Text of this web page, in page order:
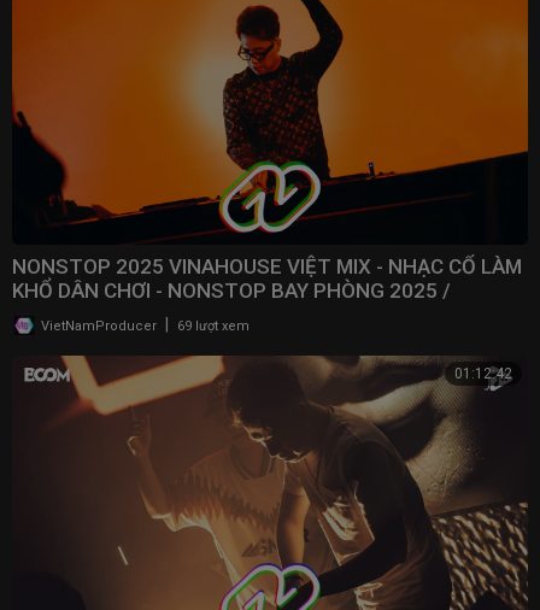
NONSTOP 2025 VINAHOUSE VIỆT MIX - NHẠC CỔ LÀM
KHỔ DÂN CHƠI - NONSTOP BAY PHÒNG 2025 /
@NONSTOPVNDJ
VietNamProducer | 69 lượt xem
01:12:42